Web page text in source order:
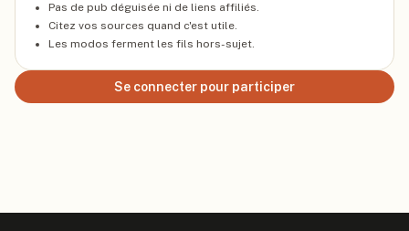
Pas de pub déguisée ni de liens affiliés.
Citez vos sources quand c'est utile.
Les modos ferment les fils hors-sujet.
Se connecter pour participer